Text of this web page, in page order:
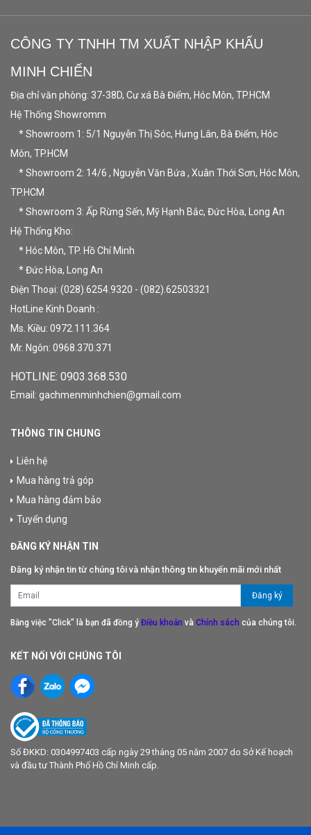
CÔNG TY TNHH TM XUẤT NHẬP KHẨU
MINH CHIẾN
Địa chỉ văn phòng: 37-38D, Cư xá Bà Điểm, Hóc Môn, TP.HCM
Hệ Thống Showromm
* Showroom 1: 5/1 Nguyễn Thị Sóc, Hưng Lân, Bà Điểm, Hóc
Môn, TP.HCM
* Showroom 2: 14/6 , Nguyễn Văn Bứa , Xuân Thới Sơn, Hóc Môn,
TP.HCM
* Showroom 3: Ấp Rừng Sến, Mỹ Hạnh Bắc, Đức Hòa, Long An
Hệ Thống Kho:
* Hóc Môn, TP. Hồ Chí Minh
* Đức Hòa, Long An
Điện Thoại: (028).6254.9320 - (082).62503321
HotLine Kinh Doanh :
Ms. Kiều: 0972.111.364
Mr. Ngôn: 0968.370.371
HOTLINE: 0903.368.530
Email: gachmenminhchien@gmail.com
THÔNG TIN CHUNG
Liên hệ
Mua hàng trả góp
Mua hàng đảm bảo
Tuyển dụng
ĐĂNG KÝ NHẬN TIN
Đăng ký nhận tin từ chúng tôi và nhận thông tin khuyến mãi mới nhất
Bằng việc "Click" là bạn đã đồng ý Điều khoản và Chính sách của chúng tôi.
KẾT NỐI VỚI CHÚNG TÔI
Số ĐKKD: 0304997403 cấp ngày 29 tháng 05 năm 2007 do Sở Kế hoạch
và đầu tư Thành Phố Hồ Chí Minh cấp.